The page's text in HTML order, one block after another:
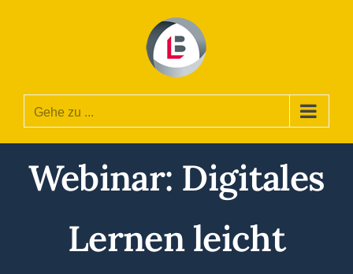
Gehe zu ...
Webinar: Digitales
Lernen leicht